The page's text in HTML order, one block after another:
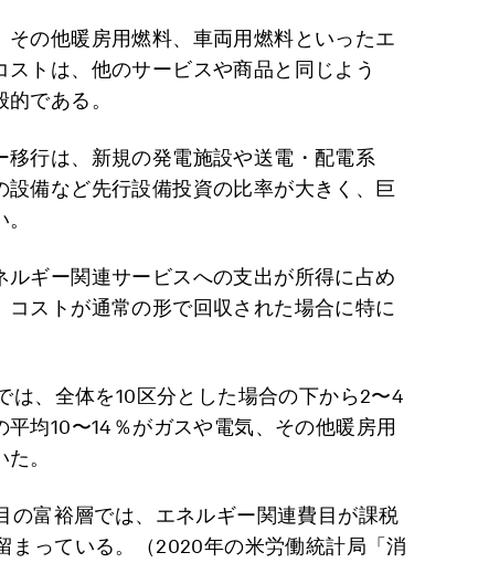
の他暖房用燃料、車両用燃料といったエ
トは、他のサービスや商品と同じよう
である。
行は、新規の発電施設や送電・配電系
備など先行設備投資の比率が大きく、巨
ギー関連サービスへの支出が所得に占め
ストが通常の形で回収された場合に特に
は、全体を10区分とした場合の下から2〜4
均10〜14％がガスや電気、その他暖房用
。
の富裕層では、エネルギー関連費目が課税
まっている。（2020年の米労働統計局「消